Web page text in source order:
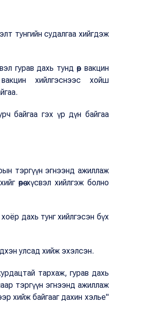
тунгийн судалгаа хийгдэж
гурав дахь тунд өөр вакцин
хийлгэснээс хойш
байгаа гэх үр дүн байгаа
тэргүүн эгнээнд ажиллаж
өөрөө хүсвэл хийлгэж болно
дахь тунг хийлгэсэн бүх
улсад хийж эхэлсэн.
тархаж, гурав дахь
тэргүүн эгнээнд ажиллаж
хийж байгааг дахин хэлье"